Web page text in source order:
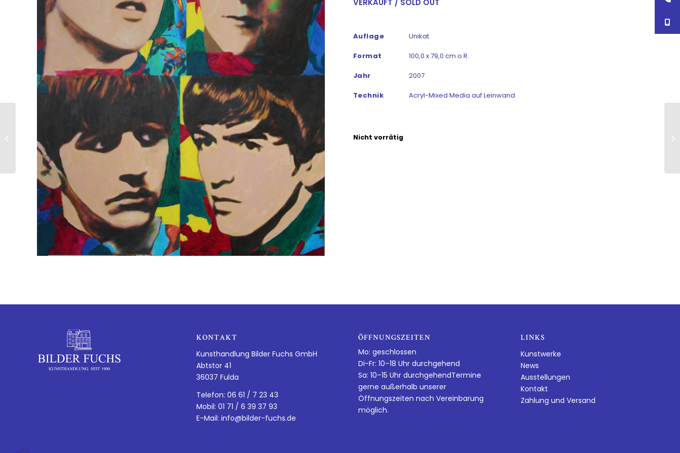
Auflage Unikat
Format 100,0 x 79,0 cm o.R.
Jahr 2007
Technik Acryl-Mixed Media auf Leinwand
Nicht vorrätig
KONTAKT
Kunsthandlung Bilder Fuchs GmbH
Abtstor 41
36037 Fulda
Telefon: 06 61 / 7 23 43
Mobil: 01 71 / 6 39 37 93
E-Mail: info@bilder-fuchs.de
ÖFFNUNGSZEITEN
Mo: geschlossen
Di-Fr: 10–18 Uhr durchgehend
Sa: 10–15 Uhr durchgehendTermine
gerne außerhalb unserer
Öffnungszeiten nach Vereinbarung
möglich.
LINKS
Kunstwerke
News
Ausstellungen
Kontakt
Zahlung und Versand
James Francis Gill | Liz